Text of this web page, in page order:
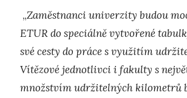
„Zaměstnanci univerzity budou
ETUR do speciálně vytvořené
své cesty do práces využitím
Vítězové jednotlivci i fakulty s
množstvím udržitelných kilometrů